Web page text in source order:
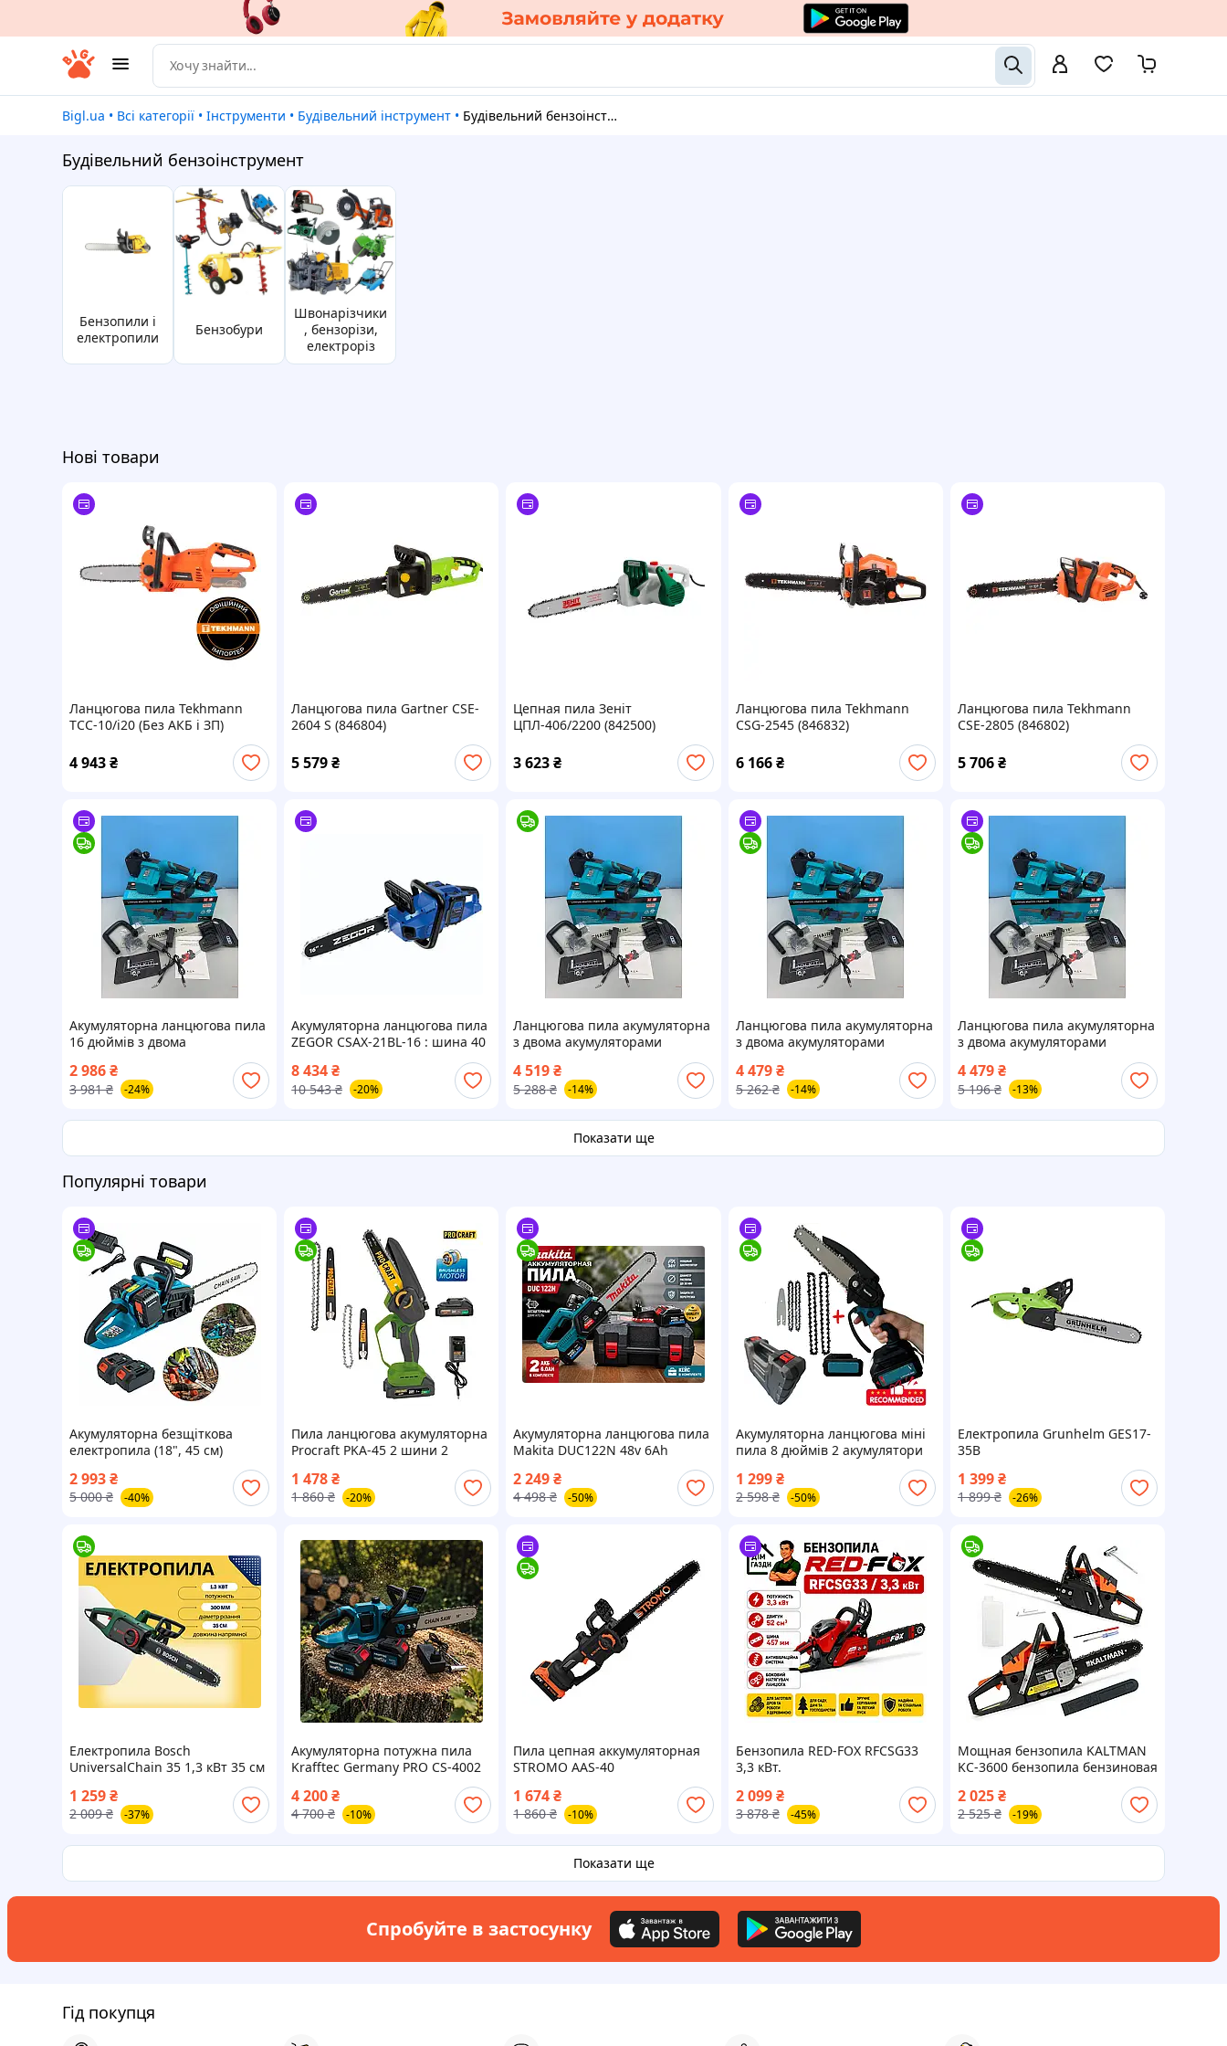
Bigl.ua • Всі категорії • Інструменти • Будівельний інструмент • Будівельний бензоінструмент
Будівельний бензоінструмент
бензопили і
електропили
бензобури
швонарізчики
, бензорізи,
електроріз
Нові товари
Ланцюгова пила Tekhmann
TCC-10/i20 (Без АКБ і ЗП)
4 943₴
Ланцюгова пила Gartner CSE-
2604 S (846804)
5 579₴
Цепная пила Зеніт
ЦПЛ-406/2200 (842500)
3 623₴
Ланцюгова пила Tekhmann
CSG-2545 (846832)
6 166 ₴
Ланцюгова пила Tekhmann
CSE-2805 (846802)
5 706₴
Акумуляторна ланцюгова пила
16 дюймів з двома
2 986₴
3 981 ₴ -24%
Акумуляторна ланцюгова пила
ZEGOR CSAX-21BL-16 : шина 40
8 434₴
10 543 ₴ -20%
Ланцюгова пила акумуляторна
з двома акумуляторами
дому Salex
4 519₴
5 288 ₴ -14%
Ланцюгова пила акумуляторна
з двома акумуляторами
дому Nextor
4 479 ₴
5 262 ₴ -14%
Ланцюгова пила акумуляторна
з двома акумуляторами
дому Adver
4 479₴
5 196 ₴ -13%
Показати ще
Популярні товари
Акумуляторна безщіткова
електропила (18", 45 см)
ланцюгова пила з 2 акб для
розпилювання дерева TC
2 993₴
5 000 ₴ -40%
Пила ланцюгова акумуляторна
Procraft PKA-45 2 шини 2
ланцюги АКБ 20 В 2.0 Ач і ЗП
1 478₴
1 860 ₴ -20%
Акумуляторна ланцюгова пила
Makita DUC122N 48v 6Ah
Електрична пила для дерева
Макіта 30 см Садова Пила для
2 249₴
4 498 ₴ -50%
Акумуляторна ланцюгова міні
пила 8 дюймів 2 акумулятори
акумуляторами + Шина 4 і 2
ланцюги в ПОДАРУНОК
1 299 ₴
2 598 ₴ -50%
Електропила Grunhelm GES17-
35B
1 399₴
1 899 ₴ -26%
Електропила Bosch
UniversalChain 35 1,3 кВт 35 см
електрична
1 259₴
2 009 ₴ -37%
Акумуляторна потужна пила
Krafftec Germany PRO CS-4002
2500W
4 200₴
4 700 ₴ -10%
Пила цепная аккумуляторная
STROMO AAS-40
1 674₴
1 860 ₴ -10%
Бензопила RED-FOX RFCSG33
3,3 кВт.
2 099 ₴
3 878 ₴ -45%
Мощная бензопила KALTMAN
KC-3600 бензопила бензиновая
2 025₴
2 525 ₴ -19%
Показати ще
Спробуйте в застосунку
Гід покупця